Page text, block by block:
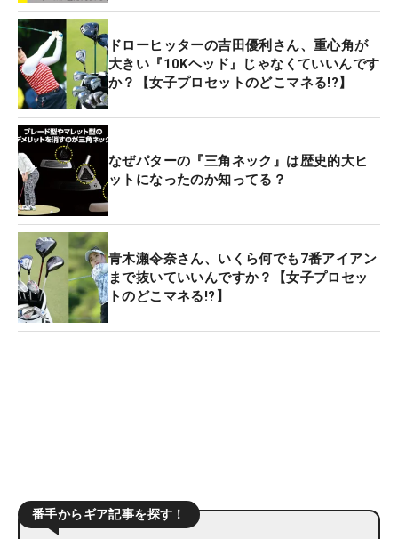
ドローヒッターの吉田優利さん、重心角が
大きい『10Kヘッド』じゃなくていいんです
か？【女子プロセットのどこマネる!?】
なぜパターの『三角ネック』は歴史的大ヒ
ットになったのか知ってる？
青木瀬令奈さん、いくら何でも7番アイアン
まで抜いていいんですか？【女子プロセッ
トのどこマネる!?】
番手からギア記事を探す！